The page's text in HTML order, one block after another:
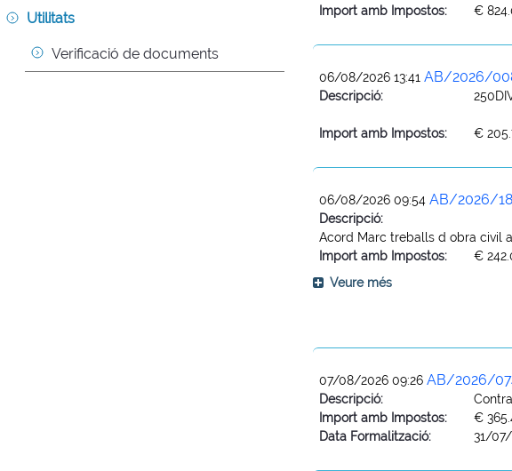
Utilitats
Verificació de documents
Import amb Impostos:
€
06/08/2026 13:41 AB/2026/
Descripció:
Import amb Impostos: €
06/08/2026 09:54 AB/2026/
Descripció:
Acord Marc treballs d obra civil
Import amb Impostos:
€
Veure més
07/08/2026 09:26 AB/2026/
Descripció:
Import amb Impostos:
€
Data Formalització:
31/